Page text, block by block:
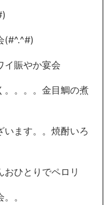
(#^.^#)
イ賑やか宴会
。。。。金目鯛の煮
います。。焼酎いろ
ひとりでペロリ
。